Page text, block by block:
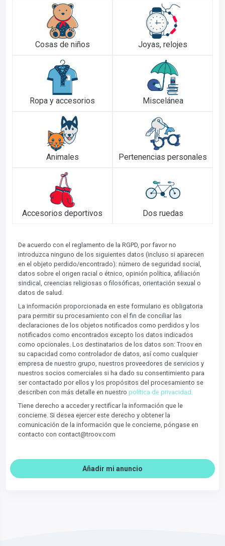
Cosas de niños Joyas, relojes
Ropa y accesorios Miscelánea
Animales Pertenencias personales
Accesorios deportivos Dos ruedas
De acuerdo con el reglamento de la RGPD, por favor no
introduzca ninguno de los siguientes datos (incluso si aparecen
en el objeto perdido/encontrado): número de seguridad social,
datos sobre el origen racial o étnico, opinión política, afiliación
sindical, creencias religiosas o filosóficas, orientación sexual o
datos de salud.
La información proporcionada en este formulario es obligatoria
para permitir su procesamiento con el fin de conciliar las
declaraciones de los objetos notificados como perdidos y los
notificados como encontrados excepto los datos indicados
como opcionales. Los destinatarios de los datos son: Troov en
su capacidad como controlador de datos, así como cualquier
empresa de nuestro grupo, nuestros proveedores de servicios y
nuestros socios comerciales si ha dado su consentimiento para
ser contactado por ellos y los propósitos del procesamiento se
describen con más detalle en nuestro política de privacidad.
Tiene derecho a acceder y rectificar la información que le
concierne. Si desea ejercer este derecho y obtener la
comunicación de la información que le concierne, póngase en
contacto con contact@troov.com
Añadir mi anuncio